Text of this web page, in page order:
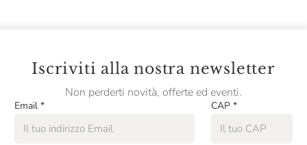
Iscriviti alla nostra newsletter
Non perderti novità, offerte ed eventi.
Email * CAP *